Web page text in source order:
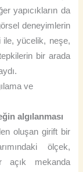
yapıcıkların da
deneyimlerin
ile, yücelik, neşe,
bir arada
ve
algılanması
oluşan girift bir
ölçek,
açık mekanda